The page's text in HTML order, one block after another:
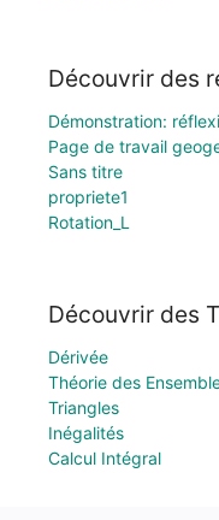
Découvrir des
Démonstration:
Page de travail
Sans titre
propriete1
Rotation_L
Découvrir des
Dérivée
Théorie des
Triangles
Inégalités
Calcul Intégral